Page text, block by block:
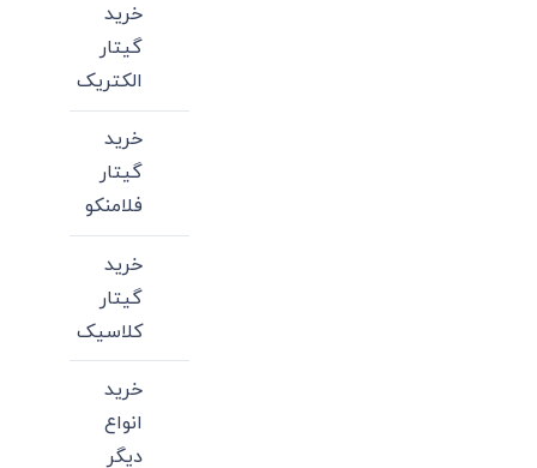
خرید
گیتار
الکتریک
خرید
گیتار
فلامنکو
خرید
گیتار
کلاسیک
خرید
انواع
دیگر